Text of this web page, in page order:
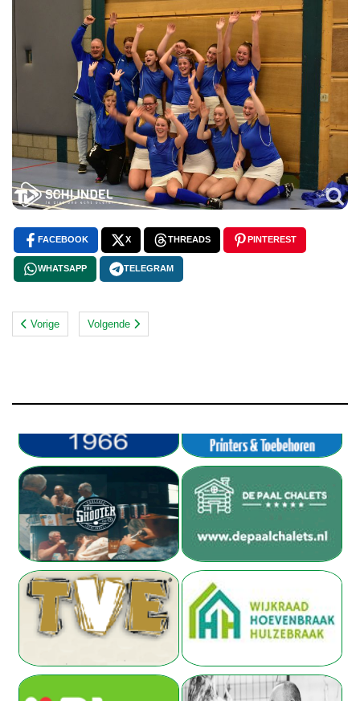
FACEBOOK X THREADS PINTEREST
WHATSAPP TELEGRAM
Vorige Volgende